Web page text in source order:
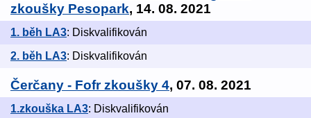
zkoušky Pesopark, 14. 08. 2021
1. běh LA3: Diskvalifikován
2. běh LA3: Diskvalifikován
Čerčany - Fofr zkoušky 4, 07. 08. 2021
1.zkouška LA3: Diskvalifikován